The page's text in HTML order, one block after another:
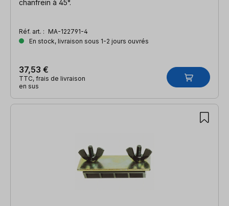
chanfrein à 45°.
Réf. art. : MA-122791-4
En stock, livraison sous 1-2 jours ouvrés
37,53 €
TTC, frais de livraison
en sus